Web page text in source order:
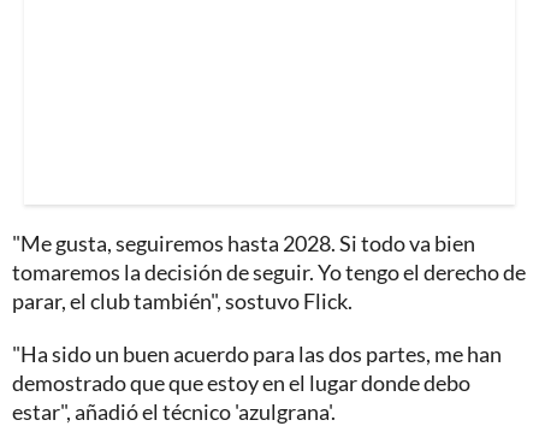
"Me gusta, seguiremos hasta 2028. Si todo va bien
tomaremos la decisión de seguir. Yo tengo el derecho de
parar, el club también", sostuvo Flick.
"Ha sido un buen acuerdo para las dos partes, me han
demostrado que que estoy en el lugar donde debo
estar", añadió el técnico 'azulgrana'.